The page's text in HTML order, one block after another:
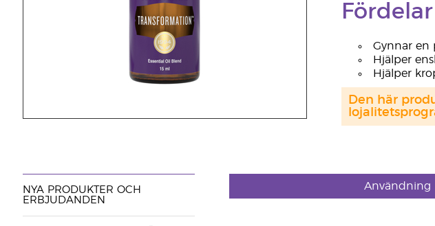
Fördelar
Gynnar en
Hjälper
Hjälper
Den här
NYA PRODUKTER OCH
ERBJUDANDEN
Användning